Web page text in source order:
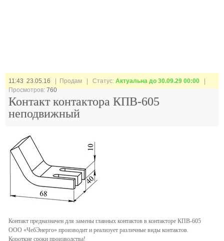
11:43 23.05.16 | Продам | Статус: Актуальна до 30.09.29 00:00
Просмотров:760
Контакт контактора КПВ-605
неподвижный
Контакт предназначен для замены главных контактов в контакторе КПВ-605
ООО «ЧебЭнерго» производит и реализует различные виды контактов.
Короткие сроки производства!